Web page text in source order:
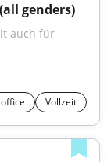
genders)
auch für
Vollzeit